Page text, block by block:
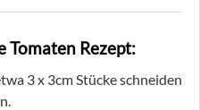
Tomaten Rezept:
3 x 3cm Stücke schneiden